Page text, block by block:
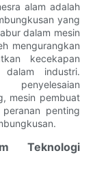
alam adalah
yang
dalam mesin
mengurangkan
kecekapan
industri.
mesin pembuat
penting
Teknologi